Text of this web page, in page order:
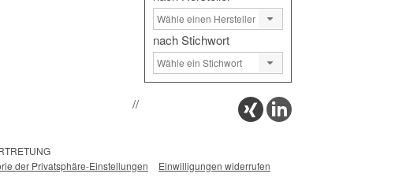
nach Stichwort
der Privatsphäre-Einstellungen Einwilligungen widerrufen